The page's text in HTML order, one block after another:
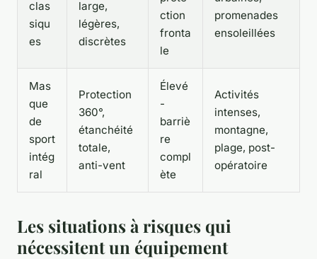
clas
siqu
es
large,
légères,
discrètes
ction
fronta
le
promenades
ensoleillées
Mas
que
de
sport
intég
ral
Protection
360°,
étanchéité
totale,
anti-vent
Élevé
-
barriè
re
compl
ète
Activités
intenses,
montagne,
plage, post-
opératoire
Les situations à risques qui
nécessitent un équipement